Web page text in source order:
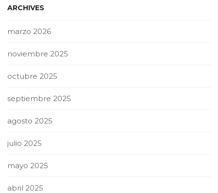
ARCHIVES
marzo 2026
noviembre 2025
octubre 2025
septiembre 2025
agosto 2025
julio 2025
mayo 2025
abril 2025